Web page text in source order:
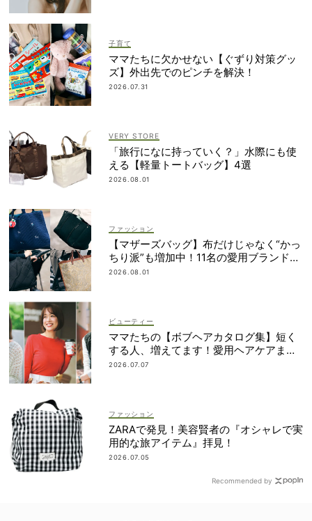
子育て
ママたちに欠かせない【ぐずり対策グッ
ズ】外出先でのピンチを解決！
2026.07.31
VERY STORE
「旅行になに持っていく？」水際にも使
える【軽量トートバッグ】4選
2026.08.01
ファッション
【マザーズバッグ】布だけじゃなく“かっ
ちり派”も増加中！11名の愛用ブランド
は？
2026.08.01
ビューティー
ママたちの【ボブヘアカタログ集】短く
する人、増えてます！愛用ヘアケアまで
全部見せ
2026.07.07
ファッション
ZARAで発見！美容賢者の『オシャレで実
用的な旅アイテム』拝見！
2026.07.05
Recommended by